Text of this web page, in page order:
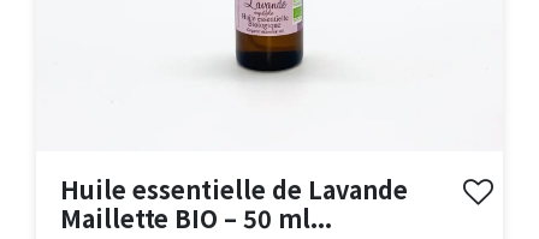
Huile essentielle de Lavande
Maillette BIO – 50 ml...